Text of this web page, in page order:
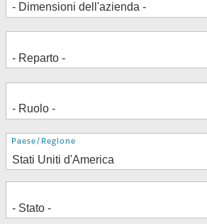
Indirizzo
Paese/Regione